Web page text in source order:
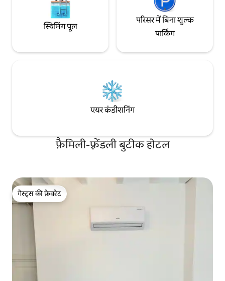
स्विमिंग पूल
परिसर में बिना शुल्क
पार्किंग
एयर कंडीशनिंग
फ़ैमिली-फ़्रेंडली बुटीक होटल
गेस्ट्स की फ़ेवरेट
गेस्ट्स की फ़ेवरेट